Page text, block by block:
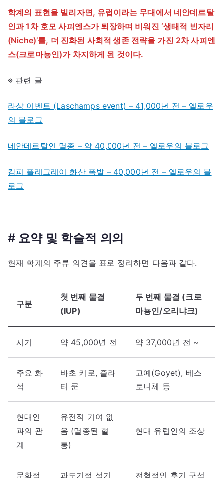
학계의 표현을 빌리자면, 유럽이라는 무대에서 네안데르탈
인과 1차 호모 사피엔스가 퇴장하며 비워진 ‘생태적 빈자리
(Niche)’를, 더 진화된 사회적 생존 전략을 가진 2차 사피엔
스(크로마뇽인)가 차지하게 된 것이다.
※ 관련 글
라샹 이벤트 (Laschamps event) – 41,000년 전 – 옐로우
의 블로그
네안데르탈인 멸종 – 약 40,000년 전 – 옐로우의 블로그
캄피 플레그레이 화산 폭발 – 40,000년 전 – 옐로우의 블
로그
# 요약 및 학술적 의의
현재 학계의 주류 의견을 표로 정리하면 다음과 같다.
구분
첫 번째 물결
(IUP)
두 번째 물결 (크로
마뇽인/오리냐크)
시기 약 45,000년 전 약 37,000년 전 ~
주요 화
석
바초 키로, 즐라
티 쿤
고예(Goyet), 베스
토니체 등
현대인
과의 관
계
유전적 기여 없
음 (멸종된 혈
통)
현대 유럽인의 조상
문화적
과도기적 석기
전형적인 후기 구석